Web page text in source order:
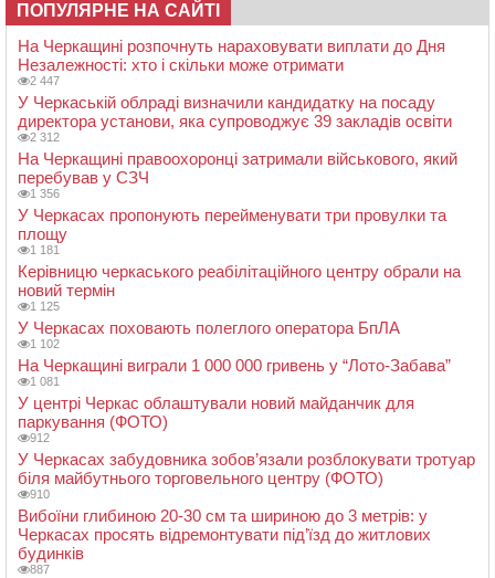
ПОПУЛЯРНЕ НА САЙТІ
На Черкащині розпочнуть нараховувати виплати до Дня
Незалежності: хто і скільки може отримати
2 447
У Черкаській облраді визначили кандидатку на посаду
директора установи, яка супроводжує 39 закладів освіти
2 312
На Черкащині правоохоронці затримали військового, який
перебував у СЗЧ
1 356
У Черкасах пропонують перейменувати три провулки та
площу
1 181
Керівницю черкаського реабілітаційного центру обрали на
новий термін
1 125
У Черкасах поховають полеглого оператора БпЛА
1 102
На Черкащині виграли 1 000 000 гривень у “Лото-Забава”
1 081
У центрі Черкас облаштували новий майданчик для
паркування (ФОТО)
912
У Черкасах забудовника зобов’язали розблокувати тротуар
біля майбутнього торговельного центру (ФОТО)
910
Вибоїни глибиною 20-30 см та шириною до 3 метрів: у
Черкасах просять відремонтувати під’їзд до житлових
будинків
887